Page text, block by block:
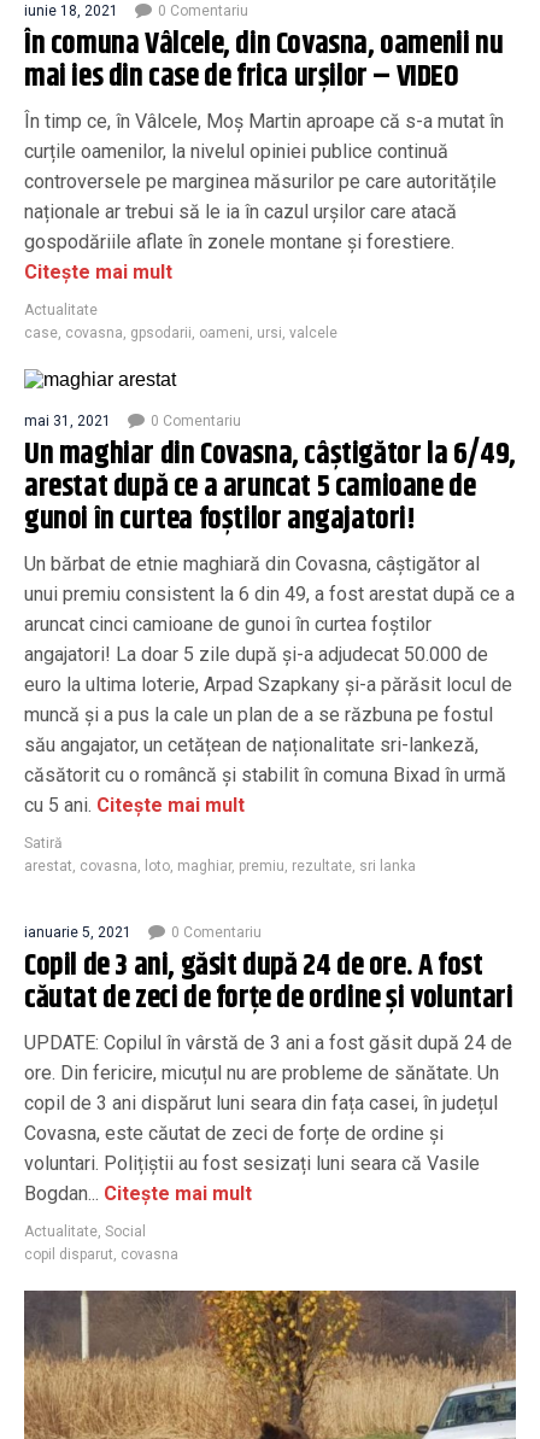
iunie 18, 2021 0 Comentariu
În comuna Vâlcele, din Covasna, oamenii nu
mai ies din case de frica urșilor – VIDEO
În timp ce, în Vâlcele, Moș Martin aproape că s-a mutat în
curțile oamenilor, la nivelul opiniei publice continuă
controversele pe marginea măsurilor pe care autoritățile
naționale ar trebui să le ia în cazul urșilor care atacă
gospodăriile aflate în zonele montane și forestiere.
Citește mai mult
Actualitate
case, covasna, gpsodarii, oameni, ursi, valcele
mai 31, 2021 0 Comentariu
Un maghiar din Covasna, câștigător la 6/49,
arestat după ce a aruncat 5 camioane de
gunoi în curtea foștilor angajatori!
Un bărbat de etnie maghiară din Covasna, câștigător al
unui premiu consistent la 6 din 49, a fost arestat după ce a
aruncat cinci camioane de gunoi în curtea foștilor
angajatori! La doar 5 zile după și-a adjudecat 50.000 de
euro la ultima loterie, Arpad Szapkany și-a părăsit locul de
muncă și a pus la cale un plan de a se răzbuna pe fostul
său angajator, un cetățean de naționalitate sri-lankeză,
căsătorit cu o româncă și stabilit în comuna Bixad în urmă
cu 5 ani. Citește mai mult
Satiră
arestat, covasna, loto, maghiar, premiu, rezultate, sri lanka
ianuarie 5, 2021 0 Comentariu
Copil de 3 ani, găsit după 24 de ore. A fost
căutat de zeci de forțe de ordine și voluntari
UPDATE: Copilul în vârstă de 3 ani a fost găsit după 24 de
ore. Din fericire, micuțul nu are probleme de sănătate. Un
copil de 3 ani dispărut luni seara din fața casei, în județul
Covasna, este căutat de zeci de forțe de ordine și
voluntari. Polițiștii au fost sesizați luni seara că Vasile
Bogdan... Citește mai mult
Actualitate, Social
copil disparut, covasna